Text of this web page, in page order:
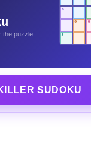
the puzzle
6
9 8
3
SUDOKU